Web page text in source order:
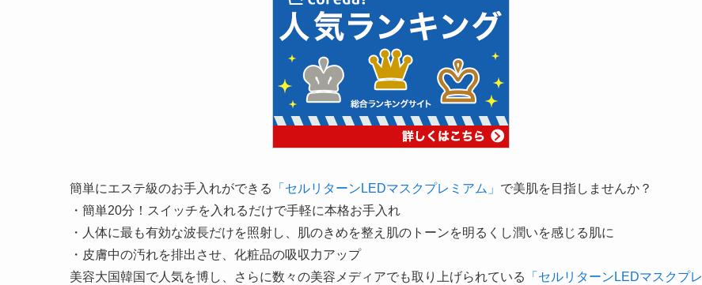
簡単にエステ級のお手入れができる 「セルリターンLEDマスクプレミアム」 で美肌を目指しませんか？
・簡単20分！スイッチを入れるだけで手軽に本格お手入れ
・人体に最も有効な波長だけを照射し、肌のきめを整え肌のトーンを明るくし潤いを感じる肌に
・皮膚中の汚れを排出させ、化粧品の吸収力アップ
美容大国韓国で人気を博し、さらに数々の美容メディアでも取り上げられている
「セルリターンLEDマスクプレ